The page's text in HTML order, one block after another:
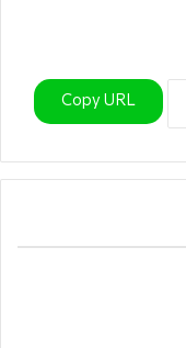
Copy URL